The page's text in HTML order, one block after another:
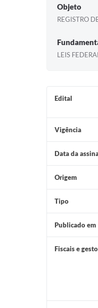
Objeto
REGISTRO
LEIS
Edital
Vigência
Data da
Origem
Tipo
Publicado em
Fiscais e